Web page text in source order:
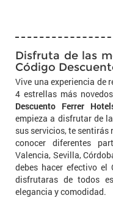
Disfruta de las
Código
Vive una experiencia de
4 estrellas más
Descuento Ferrer
empieza a disfrutar de
sus servicios, te
conocer diferentes
Valencia, Sevilla,
debes hacer efectivo el
disfrutaras de todos
elegancia y comodidad.